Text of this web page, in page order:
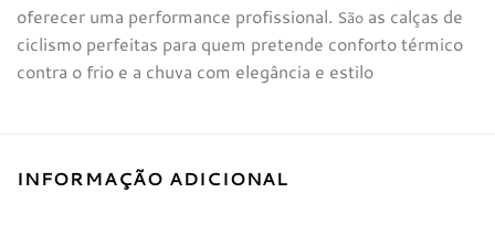
oferecer uma performance profissional. São as calças de
ciclismo perfeitas para quem pretende conforto térmico
contra o frio e a chuva com elegância e estilo
INFORMAÇÃO ADICIONAL